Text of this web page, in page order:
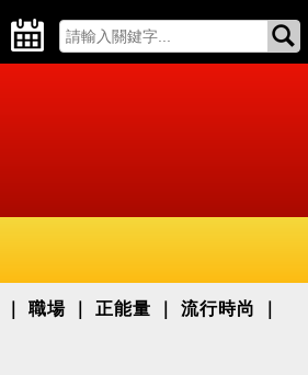
職場 正能量 流行時尚